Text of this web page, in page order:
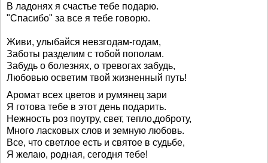
В ладонях я счастье тебе подарю.
"Спасибо" за все я тебе говорю.
Живи, улыбайся невзгодам-годам,
Заботы разделим с тобой пополам.
Забудь о болезнях, о тревогах забудь,
Любовью осветим твой жизненный путь!
Аромат всех цветов и румянец зари
Я готова тебе в этот день подарить.
Нежность роз поутру, свет, тепло,доброту,
Много ласковых слов и земную любовь.
Все, что светлое есть и святое в судьбе,
Я желаю, родная, сегодня тебе!